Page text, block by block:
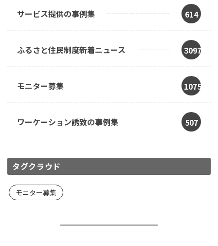
サービス提供の事例集 614
ふるさと住民制度新着ニュース 3097
モニター募集 1075
ワーケーション誘致の事例集 507
タグクラウド
モニター募集